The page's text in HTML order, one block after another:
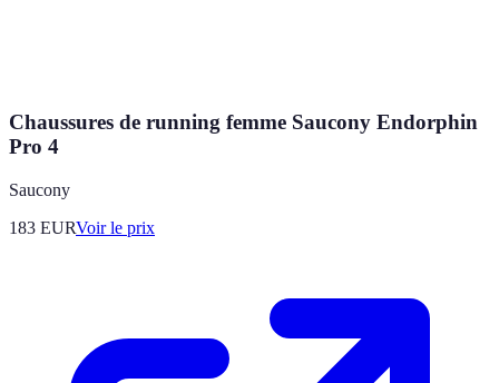
Chaussures de running femme Saucony Endorphin
Pro 4
Saucony
183 EURVoir le prix